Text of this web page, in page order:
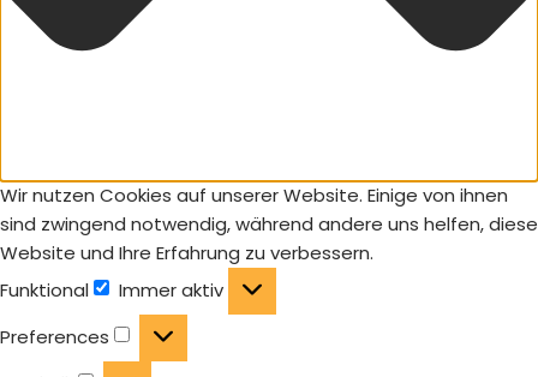
Wir nutzen Cookies auf unserer Website. Einige von ihnen
sind zwingend notwendig, während andere uns helfen, diese
Website und Ihre Erfahrung zu verbessern.
Funktional
Immer aktiv
Preferences